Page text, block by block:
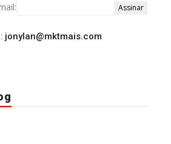
jonylan@mktmais.com